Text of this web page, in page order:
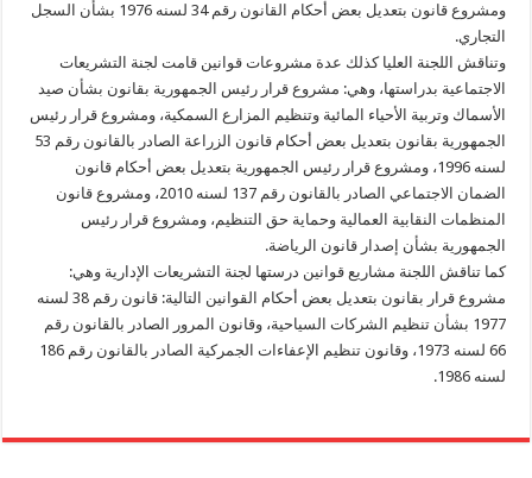
ومشروع قانون بتعديل بعض أحكام القانون رقم 34 لسنه 1976 بشأن السجل
التجاري.
وتناقش اللجنة العليا كذلك عدة مشروعات قوانين قامت لجنة التشريعات
الاجتماعية بدراستها، وهي: مشروع قرار رئيس الجمهورية بقانون بشأن صيد
الأسماك وتربية الأحياء المائية وتنظيم المزارع السمكية، ومشروع قرار رئيس
الجمهورية بقانون بتعديل بعض أحكام قانون الزراعة الصادر بالقانون رقم 53
لسنه 1996، ومشروع قرار رئيس الجمهورية بتعديل بعض أحكام قانون
الضمان الاجتماعي الصادر بالقانون رقم 137 لسنه 2010، ومشروع قانون
المنظمات النقابية العمالية وحماية حق التنظيم، ومشروع قرار رئيس
الجمهورية بشأن إصدار قانون الرياضة.
كما تناقش اللجنة مشاريع قوانين درستها لجنة التشريعات الإدارية وهي:
مشروع قرار بقانون بتعديل بعض أحكام القوانين التالية: قانون رقم 38 لسنه
1977 بشأن تنظيم الشركات السياحية، وقانون المرور الصادر بالقانون رقم
66 لسنه 1973، وقانون تنظيم الإعفاءات الجمركية الصادر بالقانون رقم 186
لسنه 1986.